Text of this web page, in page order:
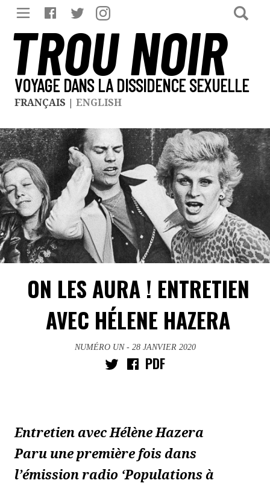
TROU NOIR
VOYAGE DANS LA DISSIDENCE SEXUELLE
FRANÇAIS | ENGLISH
ON LES AURA ! ENTRETIEN
AVEC HÉLENE HAZERA
NUMÉRO UN - 28 JANVIER 2020
PDF
Entretien avec Hélène Hazera
Paru une première fois dans
l’émission radio ‘Populations à